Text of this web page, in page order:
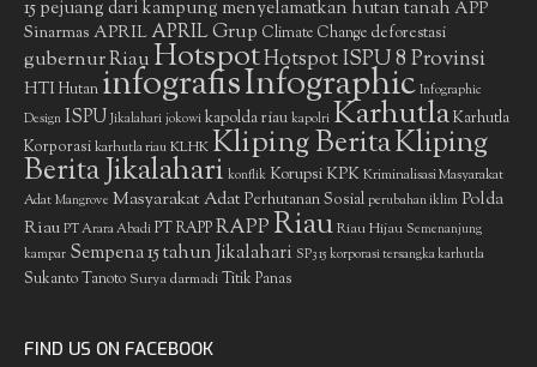
15 pejuang dari kampung menyelamatkan hutan tanah APP
Sinarmas APRIL APRIL Grup Climate Change deforestasi
gubernur RiauHotspotHotspot ISPU 8 Provinsi
HTIHutan infografisInfographic Infographic
Design ISPU Jikalahari jokowi kapolda riau kapolri KarhutlaKarhutla
Korporasikarhutla riauKLHKKliping BeritaKliping
Berita Jikalahari konflik Korupsi KPKKriminalisasi Masyarakat
Adat Mangrove Masyarakat AdatPerhutanan Sosial perubahan iklim Polda
Riau PT Arara Abadi PT RAPPRAPPRiauRiau Hijau Semenanjung
kampar Sempena 15 tahun Jikalahari SP3 15 korporasi tersangka karhutla
Sukanto Tanoto Surya darmadiTitik Panas
FIND US ON FACEBOOK